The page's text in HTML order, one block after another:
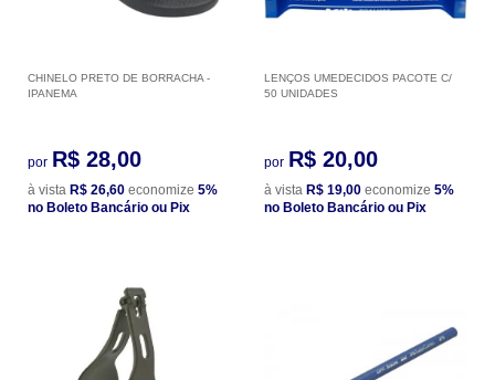
CHINELO PRETO DE BORRACHA -
IPANEMA
por R$ 28,00
à vista R$ 26,60 economize 5%
no Boleto Bancário ou Pix
LENÇOS UMEDECIDOS PACOTE C/
50 UNIDADES
por R$ 20,00
à vista R$ 19,00 economize 5%
no Boleto Bancário ou Pix